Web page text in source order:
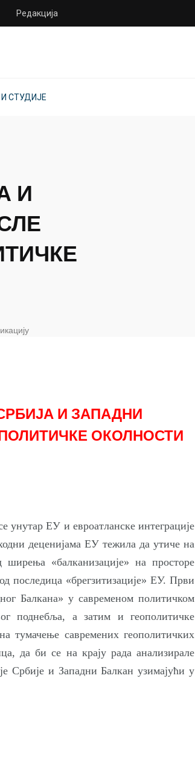
Редакција
СТУДИЈЕ
И
И ЗАПАДНИ
ОКОЛНОСТИ
унутар ЕУ и евроатланске интеграције
деценијама ЕУ тежила да утиче на
ширења «балканизације» на просторе
последица «брегзитизације» ЕУ. Први
Балкана» у савременом политичком
поднебља, а затим и геополитичке
тумачење савремених геополитичких
да би се на крају рада анализирале
Србије и Западни Балкан узимајући у